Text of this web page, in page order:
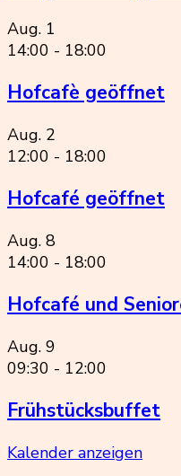
Aug. 1
14:00 - 18:00
Hofcafè geöffnet
Aug. 2
12:00 - 18:00
Hofcafé geöffnet
Aug. 8
14:00 - 18:00
Hofcafé und
Aug. 9
09:30 - 12:00
Frühstücksbuffet
Kalender anzeigen